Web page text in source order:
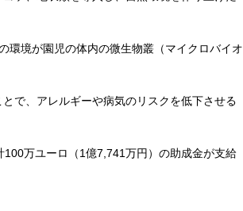
境が園児の体内の微生物叢（マイクロバイオ
で、アレルギーや病気のリスクを低下させる
100万ユーロ（1億7,741万円）の助成金が支給